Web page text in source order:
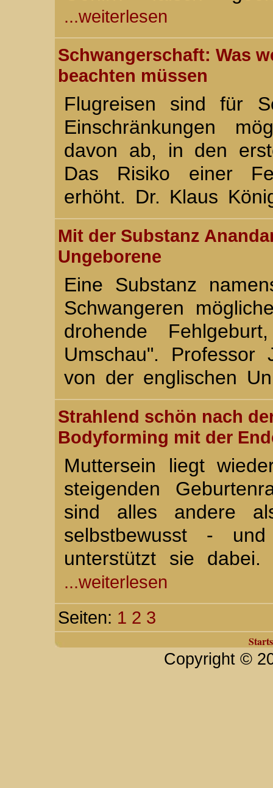
...weiterlesen
Schwangerschaft: Was
beachten müssen
Flugreisen sind für
Einschränkungen
davon ab, in den
Das Risiko einer
erhöht. Dr. Klaus
Mit der Substanz
Ungeborene
Eine Substanz
Schwangeren
drohende
Umschau".
von der englischen
Strahlend schön nach
Bodyforming mit der
Muttersein liegt
steigenden
sind alles andere
selbstbewusst -
unterstützt sie dabei.
...weiterlesen
Seiten: 1 2 3
Copyright ©